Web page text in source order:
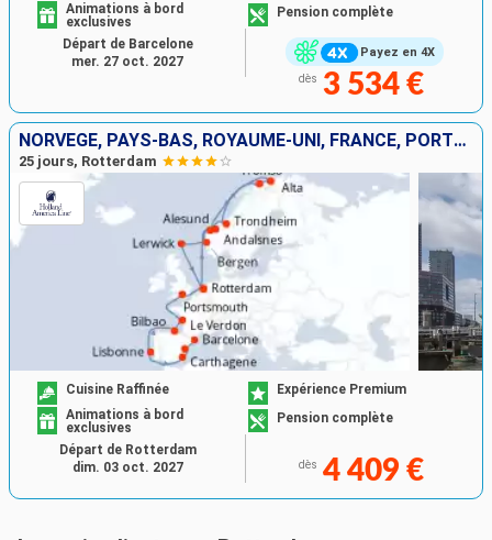
Payez en 4X
Animations à bord
exclusives
Pension complète
dès 3 534 €
Départ de Barcelone
mer. 27 oct. 2027
NORVÈGE, PAYS-BAS, ROYAUME-UNI, FRANCE, PORTUGAL, ESPAGNE
25 jours, Rotterdam
Cuisine Raffinée
Expérience Premium
Animations à bord
exclusives
Pension complète
dès 4 409 €
Départ de Rotterdam
dim. 03 oct. 2027